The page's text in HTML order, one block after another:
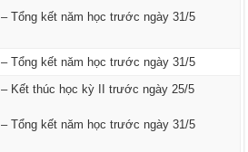
– Tổng kết năm học trước ngày 31/5
– Tổng kết năm học trước ngày 31/5
– Kết thúc học kỳ II trước ngày 25/5
– Tổng kết năm học trước ngày 31/5